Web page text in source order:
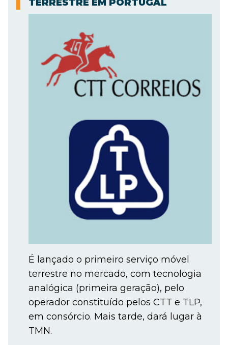
TERRESTRE EM PORTUGAL
É lançado o primeiro serviço móvel
terrestre no mercado, com tecnologia
analógica (primeira geração), pelo
operador constituído pelos CTT e TLP,
em consórcio. Mais tarde, dará lugar à
TMN.